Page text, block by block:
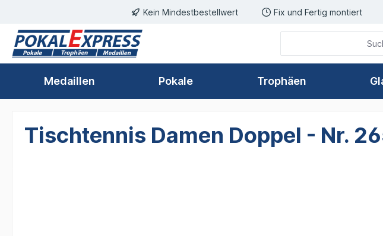
Zur Hauptnavigation springenKein Mindestbestellwert Fix und Fertig montiert
Medaillen Pokale Trophäen
Tischtennis Damen Doppel - Nr.